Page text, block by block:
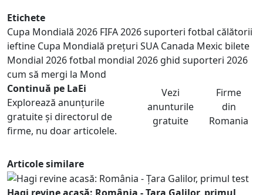
Etichete
Cupa Mondială 2026 FIFA 2026suporteri fotbal călătorii
ieftine Cupa Mondială prețuri SUA Canada Mexic bilete
Mondial 2026fotbal mondial 2026 ghid suporteri 2026
cum să mergi la Mond
Continuă pe LaEi
Explorează anunțurile
gratuite și directorul de
firme, nu doar articolele.
Vezi
anunturile
gratuite
Firme
din
Romania
Articole similare